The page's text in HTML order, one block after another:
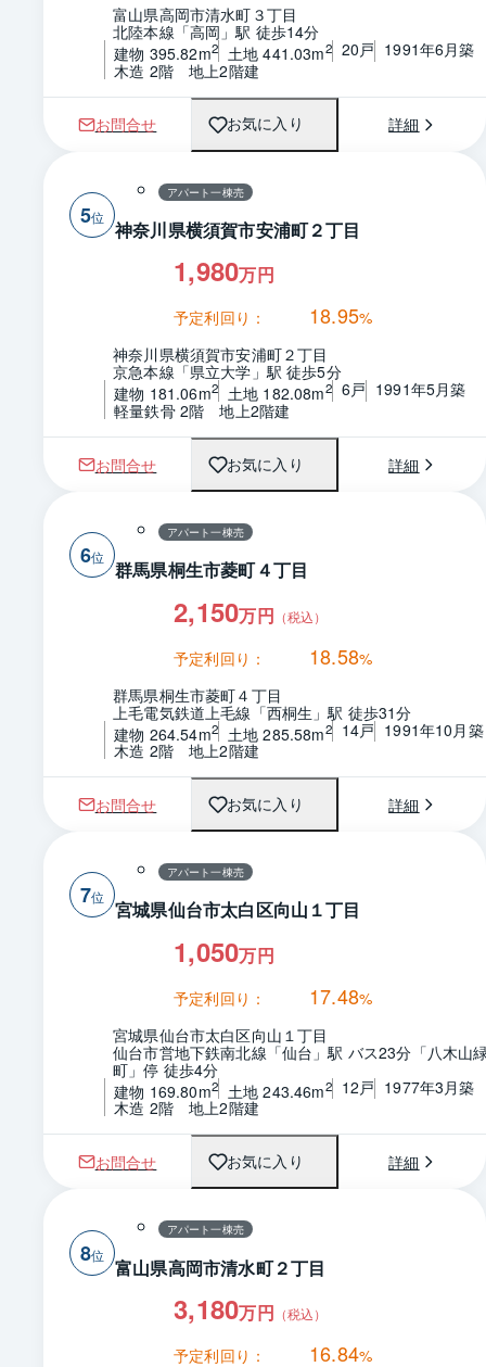
富山県高岡市清水町３丁目
北陸本線「高岡」駅 徒歩14分
建物 395.82m2 土地 441.03m2 20戸 1991年6月築
木造 2階　地上2階建
お問合せ お気に入り 詳細
5
アパート一棟売
神奈川県横須賀市安浦町２丁目
1,980万円
予定利回り： 18.95%
神奈川県横須賀市安浦町２丁目
京急本線「県立大学」駅 徒歩5分
建物 181.06m2 土地 182.08m2 6戸 1991年5月築
軽量鉄骨 2階　地上2階建
お問合せ お気に入り 詳細
6
アパート一棟売
群馬県桐生市菱町４丁目
2,150万円 （税込）
予定利回り： 18.58%
群馬県桐生市菱町４丁目
上毛電気鉄道上毛線「西桐生」駅 徒歩31分
建物 264.54m2 土地 285.58m2 14戸 1991年10月築
木造 2階　地上2階建
お問合せ お気に入り 詳細
7
アパート一棟売
宮城県仙台市太白区向山１丁目
1,050万円
予定利回り： 17.48%
宮城県仙台市太白区向山１丁目
仙台市営地下鉄南北線「仙台」駅 バス23分「八木山
町」停 徒歩4分
建物 169.80m2 土地 243.46m2 12戸 1977年3月築
木造 2階　地上2階建
お問合せ お気に入り 詳細
8
アパート一棟売
富山県高岡市清水町２丁目
3,180万円 （税込）
予定利回り： 16.84%